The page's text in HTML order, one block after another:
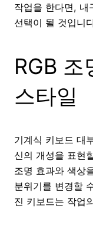
작업을 한다면, 내
선택이 될 것입니
RGB
스타일
기계식 키보드 대
신의 개성을 표현
조명 효과와 색상
분위기를 변경할
진 키보드는 작업